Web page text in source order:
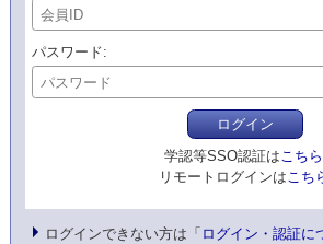
パスワード
ログイン
学認等SSO認証はこち
リモートログインはこち
ログインできない方は「 ログイン・認証に